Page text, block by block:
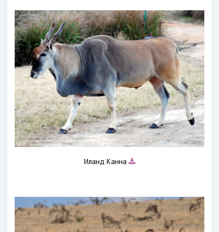
Иланд Канна